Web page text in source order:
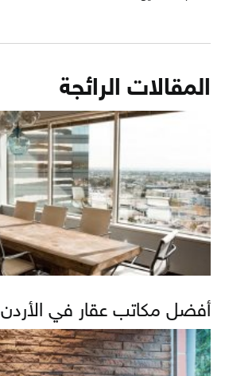
المقالات الرائجة
أفضل مكاتب عقار في الأردن